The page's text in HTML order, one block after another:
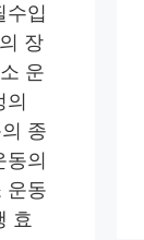
수입
장
운
의
종
동의
운동
효